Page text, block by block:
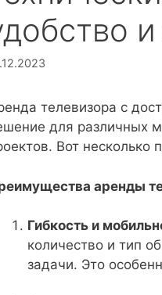
телевизора с
для различных
Вот
аренды
Гибкость и
количество и тип
задачи. Это